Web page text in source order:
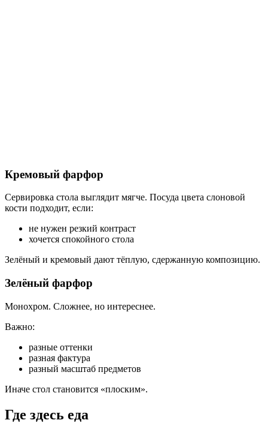
Кремовый фарфор
Сервировка стола выглядит мягче. Посуда цвета слоновой
кости подходит, если:
не нужен резкий контраст
хочется спокойного стола
Зелёный и кремовый дают тёплую, сдержанную композицию.
Зелёный фарфор
Монохром. Сложнее, но интереснее.
Важно:
разные оттенки
разная фактура
разный масштаб предметов
Иначе стол становится «плоским».
Где здесь еда